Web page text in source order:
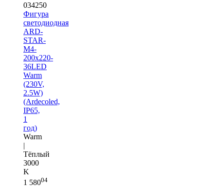
034250
Фигура
светодиодная
ARD-
STAR-
M4-
200x220-
36LED
Warm
(230V,
2.5W)
(Ardecoled,
IP65,
1
год)
Warm
|
Тёплый
3000
K
1 58004